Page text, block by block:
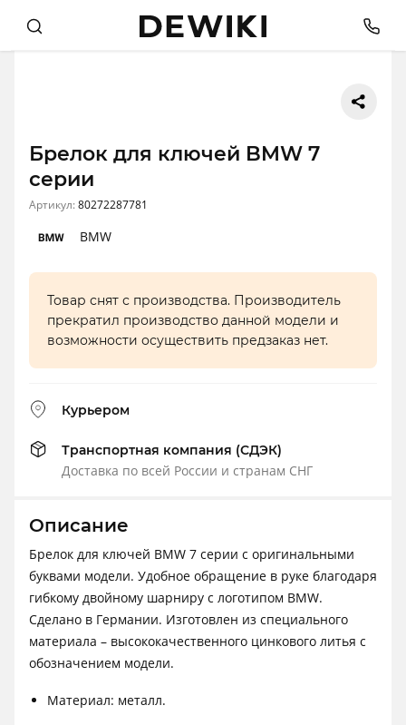
Брелок для ключей BMW 7
серии
Артикул:80272287781
BMW
Товар снят с производства. Производитель
прекратил производство данной модели и
возможности осуществить предзаказ нет.
Курьером
Транспортная компания (СДЭК)
Доставка по всей России и странам СНГ
Описание
Брелок для ключей BMW 7 серии с оригинальными
буквами модели. Удобное обращение в руке благодаря
гибкому двойному шарниру с логотипом BMW.
Сделано в Германии. Изготовлен из специального
материала – высококачественного цинкового литья с
обозначением модели.
Материал: металл.